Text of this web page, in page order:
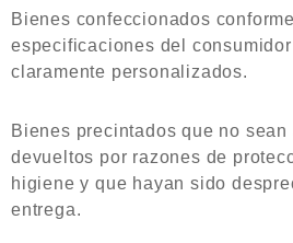
Bienes confeccionados
especificaciones del
claramente personalizados.
Bienes precintados que no sean
devueltos por razones de
higiene y que hayan sido
entrega.